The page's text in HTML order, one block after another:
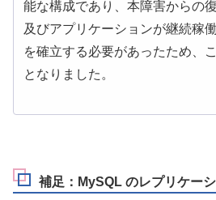
能な構成であり、本障害からの
及びアプリケーションが継続稼
を確立する必要があったため、
となりました。
補足：MySQL のレプリケー